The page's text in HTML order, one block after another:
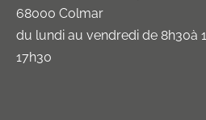
68000 Colmar
du lundi au vendredi de 8h30à
17h30